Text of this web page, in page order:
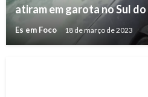
atiram em garota no Sul do
Es em Foco 18 de março de 2023